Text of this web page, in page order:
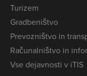
Turizem
Gradbeništvo
Prevozništvo in
Računalništvo in
Vse dejavnosti v iTIS